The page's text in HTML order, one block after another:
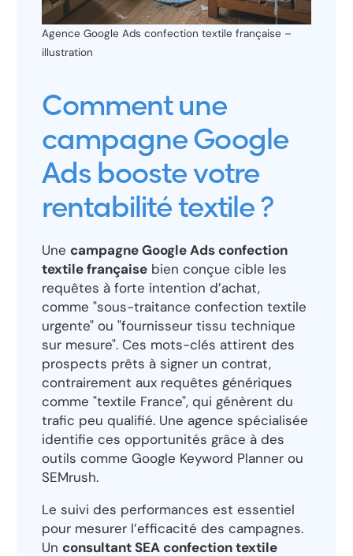
Agence Google Ads confection textile française –
illustration
Comment une
campagne Google
Ads booste votre
rentabilité textile ?
Une campagne Google Ads confection
textile française bien conçue cible les
requêtes à forte intention d’achat,
comme "sous-traitance confection textile
urgente" ou "fournisseur tissu technique
sur mesure". Ces mots-clés attirent des
prospects prêts à signer un contrat,
contrairement aux requêtes génériques
comme "textile France", qui génèrent du
trafic peu qualifié. Une agence spécialisée
identifie ces opportunités grâce à des
outils comme Google Keyword Planner ou
SEMrush.
Le suivi des performances est essentiel
pour mesurer l’efficacité des campagnes.
Un consultant SEA confection textile